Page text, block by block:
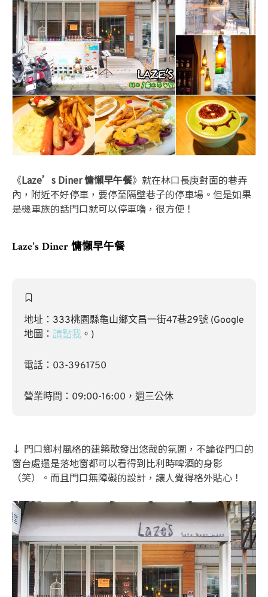
《Laze’s Diner 慵懶早午餐》就在林口長庚對面的巷弄
內，附近不好停車，要停至隔壁巷子的停車場。但是如果
是機車族的話門口就可以停車嚕，很方便！
Laze’s Diner 慵懶早午餐
地址：333桃園縣龜山鄉文昌一街47巷29號 (Google
地圖： 請點我 。)
電話：03-3961750
營業時間：09:00-16:00，週三公休
↓ 門口鄉村風格的建築散發出悠哉的氛圍，不論從門口的
窗台處還是落地窗都可以看得到比利時啤酒的身影
（笑）。而且門口無障礙的設計，讓人覺得格外貼心！